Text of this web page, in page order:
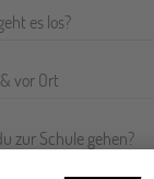
es los?
vor Ort
zur Schule gehen?